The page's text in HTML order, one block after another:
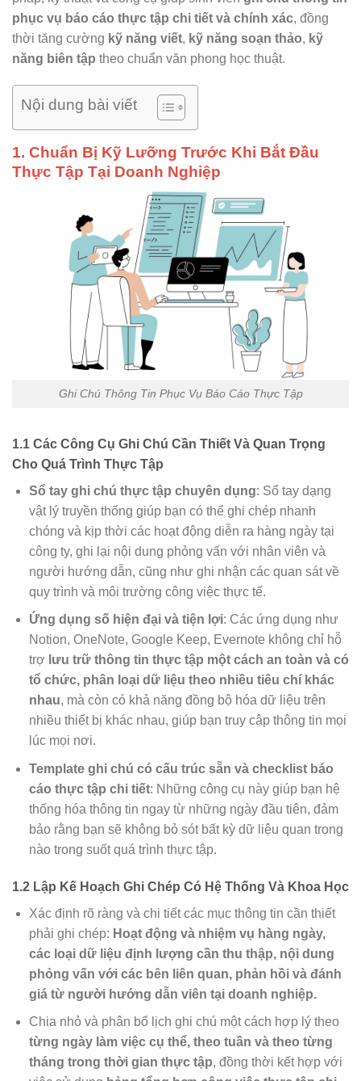
phục vụ báo cáo thực tập chi tiết và chính xác, đồng
thời tăng cường kỹ năng viết, kỹ năng soạn thảo, kỹ
năng biên tập theo chuẩn văn phong học thuật.
Nội dung bài viết
1. Chuẩn Bị Kỹ Lưỡng Trước Khi Bắt Đầu
Thực Tập Tại Doanh Nghiệp
Ghi Chú Thông Tin Phục Vụ Báo Cáo Thực Tập
1.1 Các Công Cụ Ghi Chú Cần Thiết Và Quan Trọng
Cho Quá Trình Thực Tập
Sổ tay ghi chú thực tập chuyên dụng: Sổ tay dạng
vật lý truyền thống giúp bạn có thể ghi chép nhanh
chóng và kịp thời các hoạt động diễn ra hàng ngày tại
công ty, ghi lại nội dung phỏng vấn với nhân viên và
người hướng dẫn, cũng như ghi nhận các quan sát về
quy trình và môi trường công việc thực tế.
Ứng dụng số hiện đại và tiện lợi: Các ứng dụng như
Notion, OneNote, Google Keep, Evernote không chỉ hỗ
trợ lưu trữ thông tin thực tập một cách an toàn và có
tổ chức, phân loại dữ liệu theo nhiều tiêu chí khác
nhau, mà còn có khả năng đồng bộ hóa dữ liệu trên
nhiều thiết bị khác nhau, giúp bạn truy cập thông tin mọi
lúc mọi nơi.
Template ghi chú có cấu trúc sẵn và checklist báo
cáo thực tập chi tiết: Những công cụ này giúp bạn hệ
thống hóa thông tin ngay từ những ngày đầu tiên, đảm
bảo rằng bạn sẽ không bỏ sót bất kỳ dữ liệu quan trọng
nào trong suốt quá trình thực tập.
1.2 Lập Kế Hoạch Ghi Chép Có Hệ Thống Và Khoa Học
Xác định rõ ràng và chi tiết các mục thông tin cần thiết
phải ghi chép: Hoạt động và nhiệm vụ hàng ngày,
các loại dữ liệu định lượng cần thu thập, nội dung
phỏng vấn với các bên liên quan, phản hồi và đánh
giá từ người hướng dẫn viên tại doanh nghiệp.
Chia nhỏ và phân bổ lịch ghi chú một cách hợp lý theo
từng ngày làm việc cụ thể, theo tuần và theo từng
tháng trong thời gian thực tập, đồng thời kết hợp với